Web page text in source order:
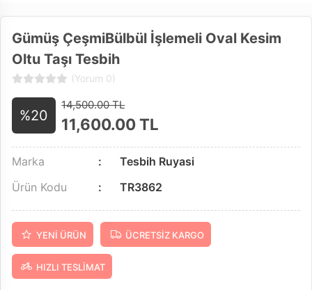
Gümüş ÇeşmiBülbül İşlemeli Oval Kesim
Oltu Taşı Tesbih
(Yorum 0)
%20
14,500.00 TL
11,600.00TL
Marka
Tesbih Ruyasi
Ürün Kodu
TR3862
YENI ÜRÜN ÜCRETSIZ KARGO
HIZLI TESLIMAT